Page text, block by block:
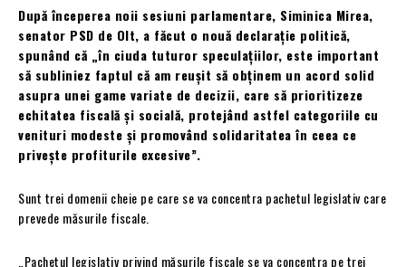
După începerea noii sesiuni parlamentare, Siminica Mirea,
senator PSD de Olt, a făcut o nouă declarație politică,
spunând că „în ciuda tuturor speculațiilor, este important
să subliniez faptul că am reușit să obținem un acord solid
asupra unei game variate de decizii, care să prioritizeze
echitatea fiscală și socială, protejând astfel categoriile cu
venituri modeste și promovând solidaritatea în ceea ce
privește profiturile excesive”.
Sunt trei domenii cheie pe care se va concentra pachetul legislativ care
prevede măsurile fiscale.
„Pachetul legislativ privind măsurile fiscale se va concentra pe trei